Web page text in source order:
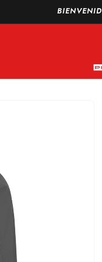
GRATIS a todo